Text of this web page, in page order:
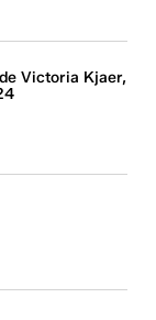
Victoria Kjaer,